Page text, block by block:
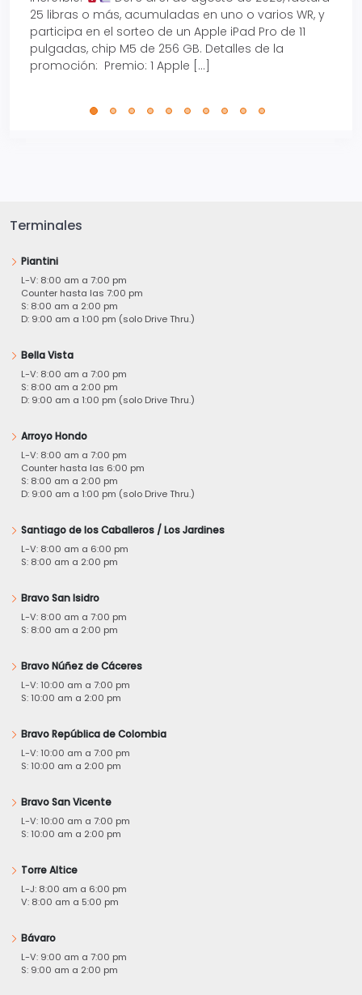
25 libras o más, acumuladas en uno o varios WR, y
participa en el sorteo de un Apple iPad Pro de 11
pulgadas, chip M5 de 256 GB. Detalles de la
promoción: Premio: 1 Apple […]
Terminales
Piantini
L-V: 8:00 am a 7:00 pm
Counter hasta las 7:00 pm
S: 8:00 am a 2:00 pm
D: 9:00 am a 1:00 pm (solo Drive Thru.)
Bella Vista
L-V: 8:00 am a 7:00 pm
S: 8:00 am a 2:00 pm
D: 9:00 am a 1:00 pm (solo Drive Thru.)
Arroyo Hondo
L-V: 8:00 am a 7:00 pm
Counter hasta las 6:00 pm
S: 8:00 am a 2:00 pm
D: 9:00 am a 1:00 pm (solo Drive Thru.)
Santiago de los Caballeros / Los Jardines
L-V: 8:00 am a 6:00 pm
S: 8:00 am a 2:00 pm
Bravo San Isidro
L-V: 8:00 am a 7:00 pm
S: 8:00 am a 2:00 pm
Bravo Núñez de Cáceres
L-V: 10:00 am a 7:00 pm
S: 10:00 am a 2:00 pm
Bravo República de Colombia
L-V: 10:00 am a 7:00 pm
S: 10:00 am a 2:00 pm
Bravo San Vicente
L-V: 10:00 am a 7:00 pm
S: 10:00 am a 2:00 pm
Torre Altice
L-J: 8:00 am a 6:00 pm
V: 8:00 am a 5:00 pm
Bávaro
L-V: 9:00 am a 7:00 pm
S: 9:00 am a 2:00 pm